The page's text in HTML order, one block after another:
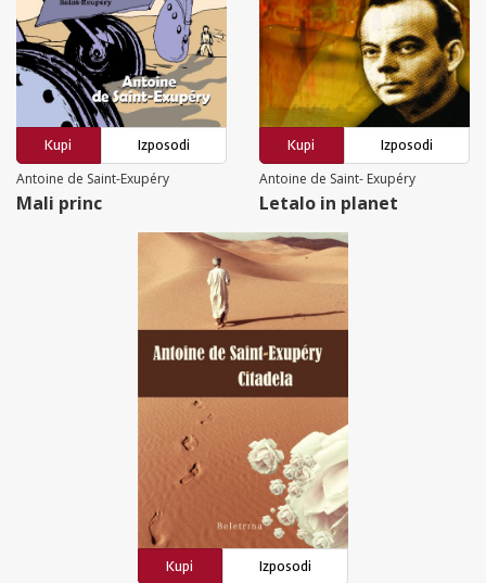
Kupi
Izposodi
Antoine de Saint-Exupéry
Mali princ
Kupi
Izposodi
Antoine de Saint- Exupéry
Letalo in planet
Kupi
Izposodi